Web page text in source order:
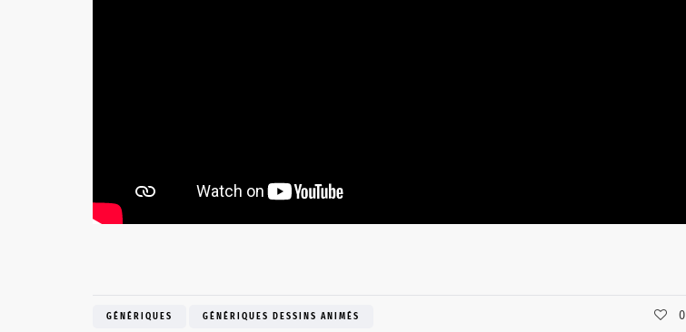
GÉNÉRIQUES GÉNÉRIQUES DESSINS ANIMÉS 0